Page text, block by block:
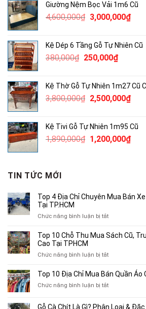
3,300,000₫.là:
Giường Nệm Bọc Vải 1m6 Cũ
4,600,000₫ Giá
4,600,000₫.
3,000,000₫Giá
là:
Kệ Dép 6 Tầng Gỗ Tự Nhiên Cũ
380,000₫ Giá
380,000₫.
250,000₫Giá
là:
Kệ Thờ Gỗ Tự Nhiên 1m27 Cũ
3,800,000₫ Giá
3,800,000₫.
2,500,000₫Giá
là:
Kệ Tivi Gỗ Tự Nhiên 1m95 Cũ
1,890,000₫ Giá
1,200,000₫Giá
TIN TỨC MỚI
Top 4 Địa Chỉ Chuyên Mua Bán Xe
Tại TP.HCM
Chức năng bình luận bị tắtở
4
Chuyên
Bán
Xe
Top 10 Chỗ Thu Mua Sách Cũ,
Cao Tại TPHCM
Chức năng bình luận bị tắtở
10
Thu
Sách
Top 10 Địa Chỉ Mua Bán Quần Áo
Chức năng bình luận bị tắtở
Gỗ Cà Chít Là Gì? Phân Loại &